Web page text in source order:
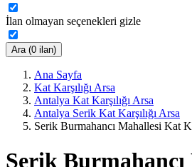
İlan olmayan seçenekleri gizle
Ara (0 ilan)
Ana Sayfa
Kat Karşılığı Arsa
Antalya Kat Karşılığı Arsa
Antalya Serik Kat Karşılığı Arsa
Serik Burmahancı Mahallesi Kat
Serik